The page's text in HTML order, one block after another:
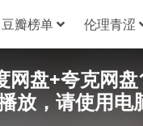
豆瓣榜单 伦理青涩
盘+夸克网
放，请使用电